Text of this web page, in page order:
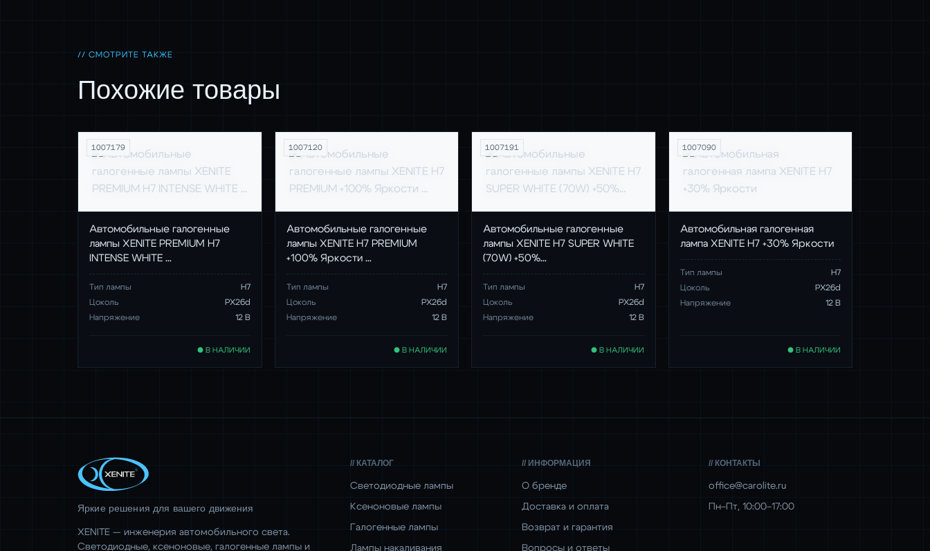
// СМОТРИТЕ ТАКЖЕ
Похожие товары
1007179
Автомобильные галогенные
лампы XENITE PREMIUM H7
INTENSE WHITE …
Тип лампы
Н7
Цоколь
PX26d
Напряжение
12 В
● В НАЛИЧИИ
1007120
Автомобильные галогенные
лампы XENITE H7 PREMIUM
+100% Яркости …
Тип лампы
H7
Цоколь
PX26d
Напряжение
12 В
● В НАЛИЧИИ
1007191
Автомобильные галогенные
лампы XENITE H7 SUPER WHITE
(70W) +50%…
Тип лампы
Н7
Цоколь
PX26d
Напряжение
12 В
● В НАЛИЧИИ
1007090
Автомобильная галогенная
лампа XENITE H7 +30% Яркости
Тип лампы
H7
Цоколь
PX26d
Напряжение
12 В
● В НАЛИЧИИ
Яркие решения для вашего движения
XENITE — инженерия автомобильного света.
Светодиодные, ксеноновые, галогенные лампы и
// КАТАЛОГ
Светодиодные лампы
Ксеноновые лампы
Галогенные лампы
Лампы накаливания
// ИНФОРМАЦИЯ
О бренде
Доставка и оплата
Возврат и гарантия
Вопросы и ответы
// КОНТАКТЫ
office@carolite.ru
Пн–Пт, 10:00–17:00